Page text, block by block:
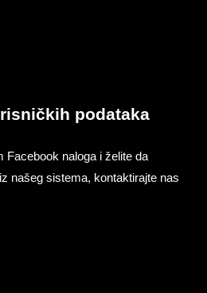
podataka
Facebook naloga i želite da
našeg sistema, kontaktirajte nas